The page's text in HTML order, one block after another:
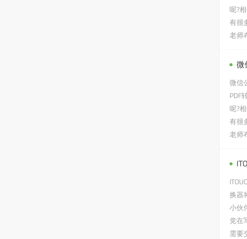
呢?
有很
老师
微
微信
PDF
呢?
有很
老师
换器
小伙
党在
需要